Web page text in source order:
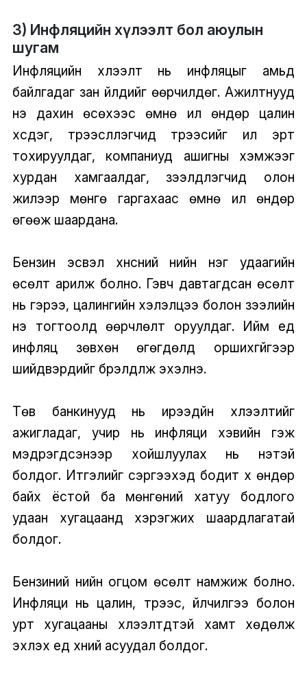
3) Инфляцийн хүлээлт бол аюулын
шугам
Инфляцийн хүлээлт нь инфляцыг амьд
байлгадаг зан үйлүүдийг өөрчилдөг. Ажилтнууд
үнэ дахин өсөхээс өмнө илүү өндөр цалин
хүсдэг, түрээслүүлэгчид түрээсийг илүү эрт
тохируулдаг, компаниуд ашигны хэмжээг
хурдан хамгаалдаг, зээлдүүлэгчид олон
жилээр мөнгө гаргахаас өмнө илүү өндөр
өгөөж шаардана.
Бензин эсвэл хүнсний үнийн нэг удаагийн
өсөлт арилж болно. Гэвч давтагдсан өсөлт
нь гэрээ, цалингийн хэлэлцээ болон зээлийн
үнэ тогтоолд өөрчлөлт оруулдаг. Ийм үед
инфляц зөвхөн өгөгдөлд оршихгүйгээр
шийдвэрүүдийг бүрэлдүүлж эхэлнэ.
Төв банкинууд нь ирээдүйн хүлээлтийг
ажигладаг, учир нь инфляци хэвийн гэж
мэдрэгдсэнээр хойшлуулах нь үнэтэй
болдог. Итгэлийг сэргээхэд бодит хүү өндөр
байх ёстой ба мөнгөний хатуу бодлого
удаан хугацаанд хэрэгжих шаардлагатай
болдог.
Бензиний үнийн огцом өсөлт намжиж болно.
Инфляци нь цалин, түрээс, үйлчилгээ болон
урт хугацааны хүлээлтүүдтэй хамт хөдөлж
эхлэх үед хүүний асуудал болдог.